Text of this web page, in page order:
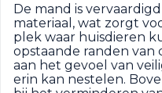
De mand is
materiaal, wat zorgt
plek waar huisdieren
opstaande randen
aan het gevoel van
erin kan nestelen.